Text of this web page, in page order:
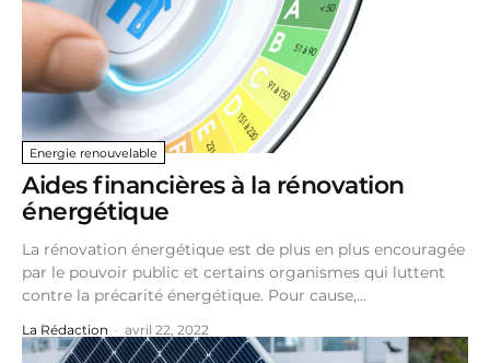
Energie renouvelable
Aides financières à la rénovation
énergétique
La rénovation énergétique est de plus en plus encouragée
par le pouvoir public et certains organismes qui luttent
contre la précarité énergétique. Pour cause,...
La Rédaction - avril 22, 2022